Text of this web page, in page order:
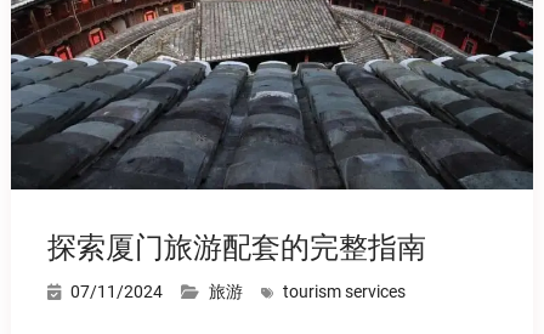
探索厦门旅游配套的完整指南
07/11/2024 旅游 tourism services